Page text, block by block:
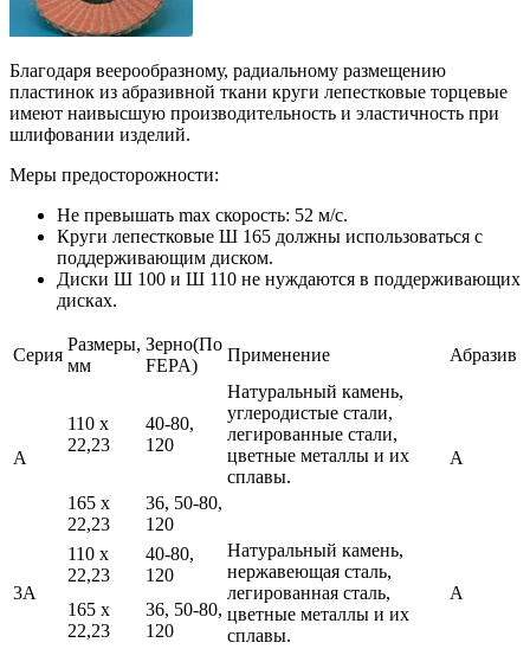
Благодаря веерообразному, радиальному размещению
пластинок из абразивной ткани круги лепестковые торцевые
имеют наивысшую производительность и эластичность при
шлифовании изделий.
Меры предосторожности:
Не превышать max скорость: 52 м/с.
Круги лепестковые Ш 165 должны использоваться с
поддерживающим диском.
Диски Ш 100 и Ш 110 не нуждаются в поддерживающих
дисках.
Серия
Размеры,
мм
Зерно(По
FEPA)
Применение Абразив
A
110 x
22,23
40-80,
120
Натуральный камень,
углеродистые стали,
легированные стали,
цветные металлы и их
сплавы.
A
165 x
22,23
36, 50-80,
120
3A
110 x
22,23
40-80,
120
Натуральный камень,
нержавеющая сталь,
легированная сталь,
цветные металлы и их
сплавы.
A
165 x
22,23
36, 50-80,
120